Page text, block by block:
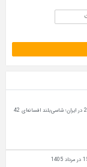
قیمت تویوتا لندکروزر سری 70 مدل 2025 در ایران؛ شاسی‌بلند افسانه‌ای 42